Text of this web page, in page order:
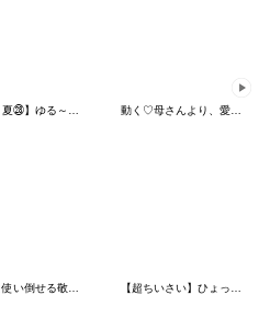
【梅雨・夏㉘】ゆる～いシンプルベア★ 動く♡母さんより、愛を込めて♡